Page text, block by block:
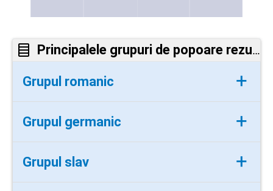
Principalele grupuri de popoare rezultate în urma migrațiilor :
Grupul romanic +
italieni, francezi, spanioli, români,
portughezi
Grupul germanic +
germani, olandezi, englezi, danezi,
norvegieni, suedezi, islandezi
Grupul slav +